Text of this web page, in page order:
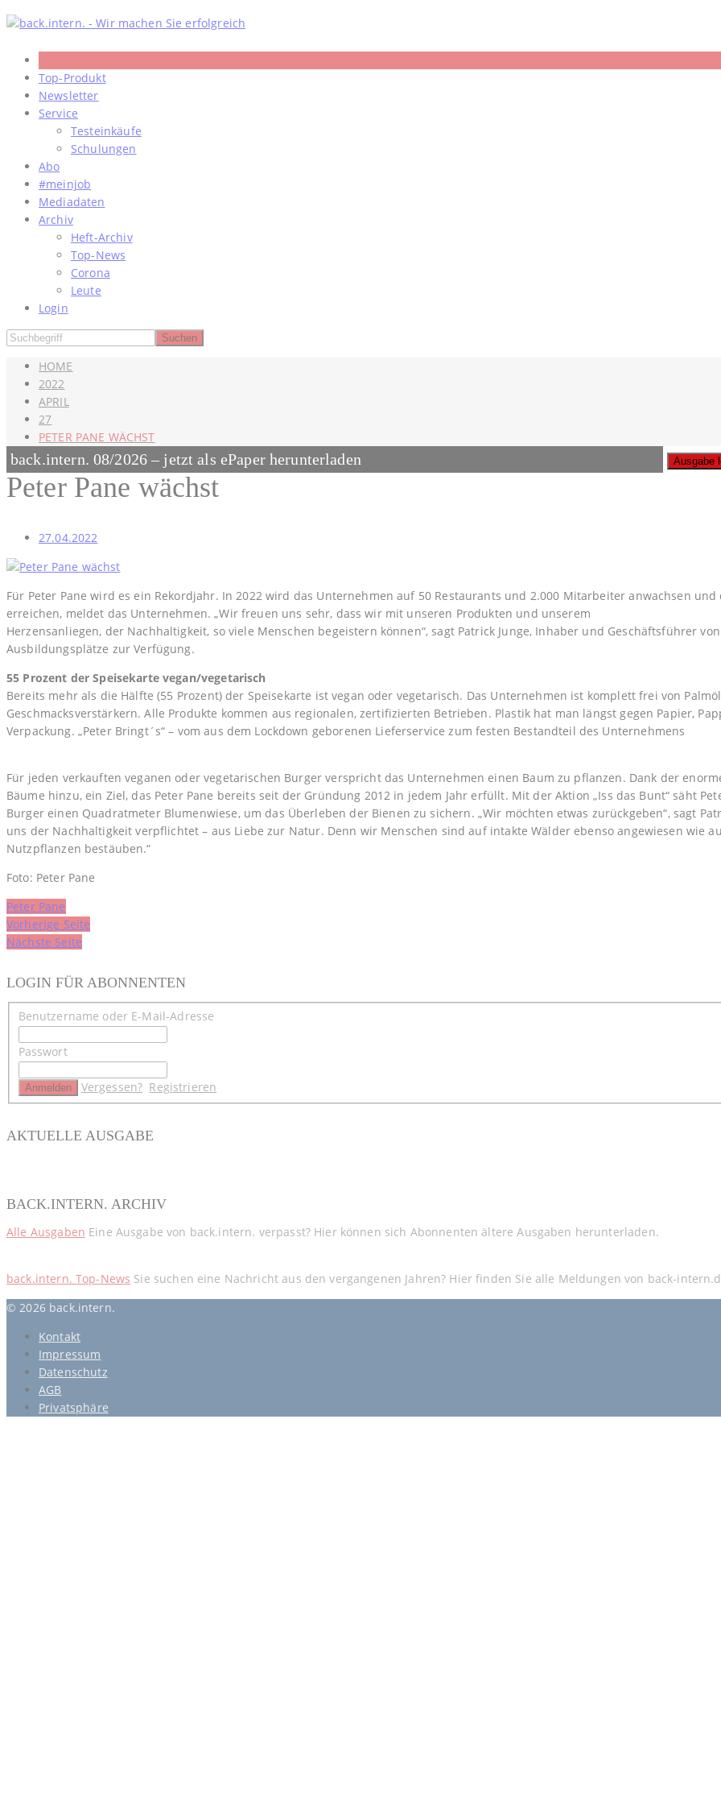
Skip
to
content
Top-Produkt
Newsletter
Service
Testeinkäufe
Schulungen
Abo
#meinjob
Mediadaten
Archiv
Heft-Archiv
Top-News
Corona
Leute
Login
HOME
2022
APRIL
27
PETER PANE WÄCHST
Peter Pane wächst
27.04.2022
Für Peter Pane wird es ein Rekordjahr. In 2022 wird das Unternehmen auf 50 Restaurants und 2.000 Mitarbeiter anwachsen
erreichen, meldet das Unternehmen. „Wir freuen uns sehr, dass wir mit unseren Produkten und unserem
Herzensanliegen, der Nachhaltigkeit, so viele Menschen begeistern können“, sagt Patrick Junge, Inhaber und Geschäftsführer
Ausbildungsplätze zur Verfügung.
55 Prozent der Speisekarte vegan/vegetarisch
Bereits mehr als die Hälfte (55 Prozent) der Speisekarte ist vegan oder vegetarisch. Das Unternehmen ist komplett frei von
Geschmacksverstärkern. Alle Produkte kommen aus regionalen, zertifizierten Betrieben. Plastik hat man längst gegen Papier,
Verpackung. „Peter Bringt´s“ – vom aus dem Lockdown geborenen Lieferservice zum festen Bestandteil des Unternehmens
Für jeden verkauften veganen oder vegetarischen Burger verspricht das Unternehmen einen Baum zu pflanzen. Dank der
Bäume hinzu, ein Ziel, das Peter Pane bereits seit der Gründung 2012 in jedem Jahr erfüllt. Mit der Aktion „Iss das Bunt“ säht
Burger einen Quadratmeter Blumenwiese, um das Überleben der Bienen zu sichern. „Wir möchten etwas zurückgeben“, sagt
uns der Nachhaltigkeit verpflichtet – aus Liebe zur Natur. Denn wir Menschen sind auf intakte Wälder ebenso angewiesen wie
Nutzpflanzen bestäuben.“
Foto: Peter Pane
Peter Pane
Beitragsnavigation
Vorherige Seite
Nächste Seite
LOGIN FÜR ABONNENTEN
Benutzername oder E-Mail-Adresse
Passwort
Vergessen? Registrieren
AKTUELLE AUSGABE
back.intern. 08/2026 – jetzt als ePaper herunterladen
BACK.INTERN. ARCHIV
Alle Ausgaben Eine Ausgabe von back.intern. verpasst? Hier können sich Abonnenten ältere Ausgaben herunterladen.
back.intern. Top-News Sie suchen eine Nachricht aus den vergangenen Jahren? Hier finden Sie alle Meldungen von back-
© 2026 back.intern.
Kontakt
Impressum
Datenschutz
AGB
Privatsphäre